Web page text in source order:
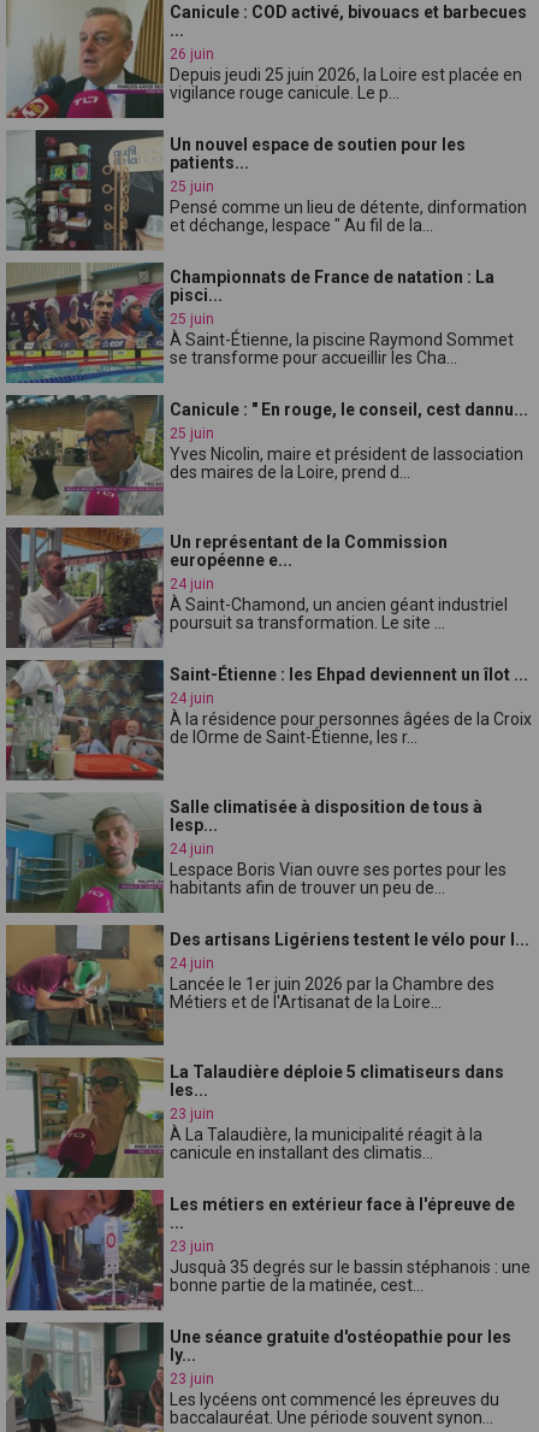
Canicule : COD activé, bivouacs et barbecues
...
26 juin
Depuis jeudi 25 juin 2026, la Loire est placée en
vigilance rouge canicule. Le p...
Un nouvel espace de soutien pour les
patients...
25 juin
Pensé comme un lieu de détente, dinformation
et déchange, lespace " Au fil de la...
Championnats de France de natation : La
pisci...
25 juin
À Saint-Étienne, la piscine Raymond Sommet
se transforme pour accueillir les Cha...
Canicule : " En rouge, le conseil, cest dannu...
25 juin
Yves Nicolin, maire et président de lassociation
des maires de la Loire, prend d...
Un représentant de la Commission
européenne e...
24 juin
À Saint-Chamond, un ancien géant industriel
poursuit sa transformation. Le site ...
Saint-Étienne : les Ehpad deviennent un îlot ...
24 juin
À la résidence pour personnes âgées de la Croix
de lOrme de Saint-Étienne, les r...
Salle climatisée à disposition de tous à
lesp...
24 juin
Lespace Boris Vian ouvre ses portes pour les
habitants afin de trouver un peu de...
Des artisans Ligériens testent le vélo pour l...
24 juin
Lancée le 1er juin 2026 par la Chambre des
Métiers et de l'Artisanat de la Loire...
La Talaudière déploie 5 climatiseurs dans
les...
23 juin
À La Talaudière, la municipalité réagit à la
canicule en installant des climatis...
Les métiers en extérieur face à l'épreuve de
...
23 juin
Jusquà 35 degrés sur le bassin stéphanois : une
bonne partie de la matinée, cest...
Une séance gratuite d'ostéopathie pour les
ly...
23 juin
Les lycéens ont commencé les épreuves du
baccalauréat. Une période souvent synon...